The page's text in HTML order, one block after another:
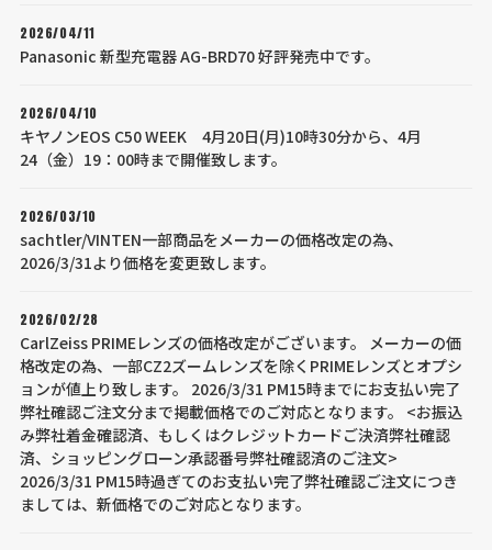
2026/04/11
Panasonic 新型充電器 AG-BRD70 好評発売中です。
2026/04/10
キヤノンEOS C50 WEEK 4月20日(月)10時30分から、4月
24（金）19：00時まで開催致します。
2026/03/10
sachtler/VINTEN一部商品をメーカーの価格改定の為、
2026/3/31より価格を変更致します。
2026/02/28
CarlZeiss PRIMEレンズの価格改定がございます。 メーカーの価
格改定の為、一部CZ2ズームレンズを除くPRIMEレンズとオプシ
ョンが値上り致します。 2026/3/31 PM15時までにお支払い完了
弊社確認ご注文分まで掲載価格でのご対応となります。 <お振込
み弊社着金確認済、もしくはクレジットカードご決済弊社確認
済、ショッピングローン承認番号弊社確認済のご注文>
2026/3/31 PM15時過ぎてのお支払い完了弊社確認ご注文につき
ましては、新価格でのご対応となります。